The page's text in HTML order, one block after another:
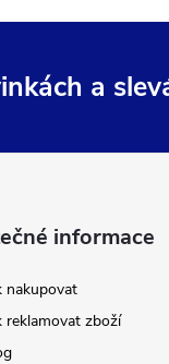
a
informace
nakupovat
reklamovat zboží